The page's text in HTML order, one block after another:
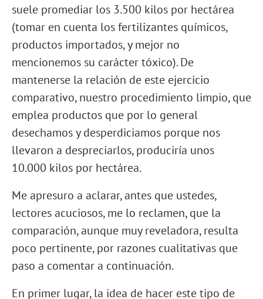
suele promediar los 3.500 kilos por hectárea
(tomar en cuenta los fertilizantes químicos,
productos importados, y mejor no
mencionemos su carácter tóxico). De
mantenerse la relación de este ejercicio
comparativo, nuestro procedimiento limpio, que
emplea productos que por lo general
desechamos y desperdiciamos porque nos
llevaron a despreciarlos, produciría unos
10.000 kilos por hectárea.
Me apresuro a aclarar, antes que ustedes,
lectores acuciosos, me lo reclamen, que la
comparación, aunque muy reveladora, resulta
poco pertinente, por razones cualitativas que
paso a comentar a continuación.
En primer lugar, la idea de hacer este tipo de